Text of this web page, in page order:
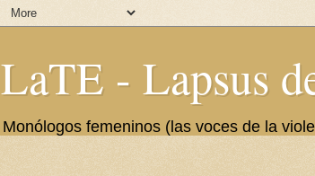
LaTE - Lapsus
Monólogos femeninos (las voces de la